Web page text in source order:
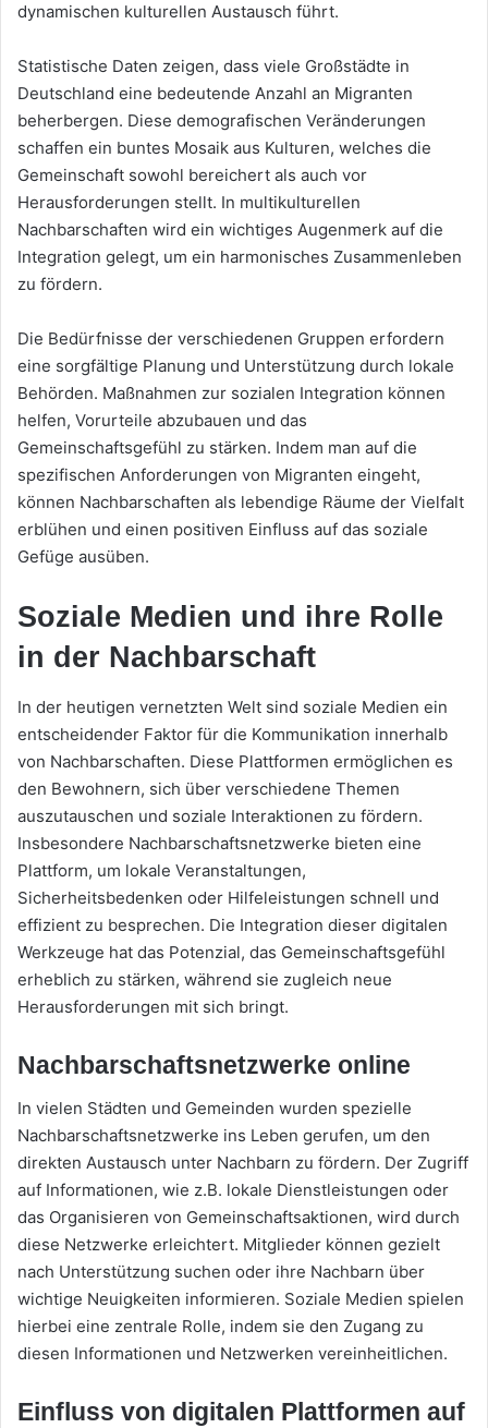
dynamischen kulturellen Austausch führt.
Statistische Daten zeigen, dass viele Großstädte in
Deutschland eine bedeutende Anzahl an Migranten
beherbergen. Diese demografischen Veränderungen
schaffen ein buntes Mosaik aus Kulturen, welches die
Gemeinschaft sowohl bereichert als auch vor
Herausforderungen stellt. In multikulturellen
Nachbarschaften wird ein wichtiges Augenmerk auf die
Integration gelegt, um ein harmonisches Zusammenleben
zu fördern.
Die Bedürfnisse der verschiedenen Gruppen erfordern
eine sorgfältige Planung und Unterstützung durch lokale
Behörden. Maßnahmen zur sozialen Integration können
helfen, Vorurteile abzubauen und das
Gemeinschaftsgefühl zu stärken. Indem man auf die
spezifischen Anforderungen von Migranten eingeht,
können Nachbarschaften als lebendige Räume der Vielfalt
erblühen und einen positiven Einfluss auf das soziale
Gefüge ausüben.
Soziale Medien und ihre Rolle
in der Nachbarschaft
In der heutigen vernetzten Welt sind soziale Medien ein
entscheidender Faktor für die Kommunikation innerhalb
von Nachbarschaften. Diese Plattformen ermöglichen es
den Bewohnern, sich über verschiedene Themen
auszutauschen und soziale Interaktionen zu fördern.
Insbesondere Nachbarschaftsnetzwerke bieten eine
Plattform, um lokale Veranstaltungen,
Sicherheitsbedenken oder Hilfeleistungen schnell und
effizient zu besprechen. Die Integration dieser digitalen
Werkzeuge hat das Potenzial, das Gemeinschaftsgefühl
erheblich zu stärken, während sie zugleich neue
Herausforderungen mit sich bringt.
Nachbarschaftsnetzwerke online
In vielen Städten und Gemeinden wurden spezielle
Nachbarschaftsnetzwerke ins Leben gerufen, um den
direkten Austausch unter Nachbarn zu fördern. Der Zugriff
auf Informationen, wie z.B. lokale Dienstleistungen oder
das Organisieren von Gemeinschaftsaktionen, wird durch
diese Netzwerke erleichtert. Mitglieder können gezielt
nach Unterstützung suchen oder ihre Nachbarn über
wichtige Neuigkeiten informieren. Soziale Medien spielen
hierbei eine zentrale Rolle, indem sie den Zugang zu
diesen Informationen und Netzwerken vereinheitlichen.
Einfluss von digitalen Plattformen auf